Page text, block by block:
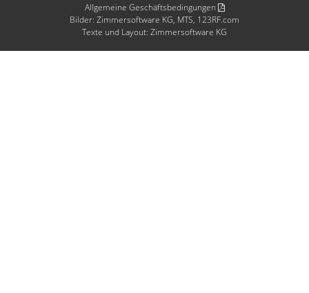
Allgemeine Geschäftsbedingungen
Bilder: Zimmersoftware KG, MTS, 123RF.com
Texte und Layout: Zimmersoftware KG